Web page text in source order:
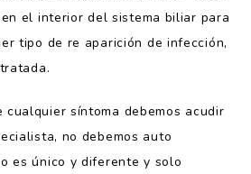
el interior del sistema biliar para
tipo de re aparición de infección,
cualquier síntoma debemos acudir
no debemos auto
es único y diferente y solo